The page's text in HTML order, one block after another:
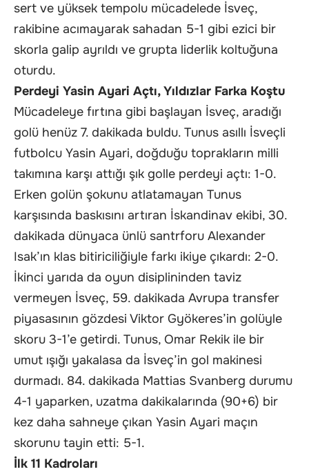
sert ve yüksek tempolu mücadelede İsveç,
rakibine acımayarak sahadan 5-1 gibi ezici bir
skorla galip ayrıldı ve grupta liderlik koltuğuna
oturdu.
Perdeyi Yasin Ayari Açtı, Yıldızlar Farka Koştu
Mücadeleye fırtına gibi başlayan İsveç, aradığı
golü henüz 7. dakikada buldu. Tunus asıllı İsveçli
futbolcu Yasin Ayari, doğduğu toprakların milli
takımına karşı attığı şık golle perdeyi açtı: 1-0.
Erken golün şokunu atlatamayan Tunus
karşısında baskısını artıran İskandinav ekibi, 30.
dakikada dünyaca ünlü santrforu Alexander
Isak’ın klas bitiriciliğiyle farkı ikiye çıkardı: 2-0.
İkinci yarıda da oyun disiplininden taviz
vermeyen İsveç, 59. dakikada Avrupa transfer
piyasasının gözdesi Viktor Gyökeres’in golüyle
skoru 3-1’e getirdi. Tunus, Omar Rekik ile bir
umut ışığı yakalasa da İsveç’in gol makinesi
durmadı. 84. dakikada Mattias Svanberg durumu
4-1 yaparken, uzatma dakikalarında (90+6) bir
kez daha sahneye çıkan Yasin Ayari maçın
skorunu tayin etti: 5-1.
İlk 11 Kadroları